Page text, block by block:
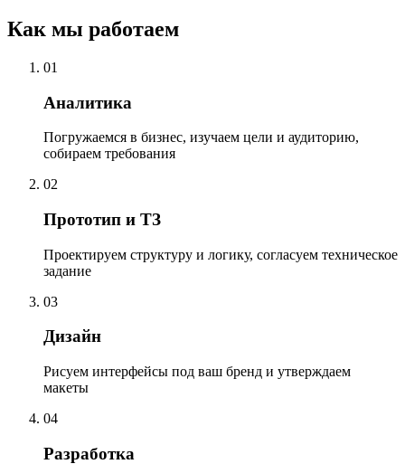
Как мы работаем
01
Аналитика
Погружаемся в бизнес, изучаем цели и аудиторию,
собираем требования
02
Прототип и ТЗ
Проектируем структуру и логику, согласуем техническое
задание
03
Дизайн
Рисуем интерфейсы под ваш бренд и утверждаем
макеты
04
Разработка